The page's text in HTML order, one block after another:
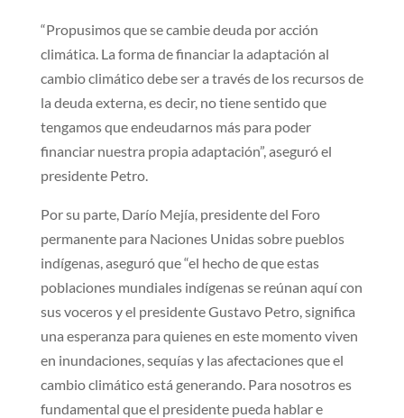
“Propusimos que se cambie deuda por acción
climática. La forma de financiar la adaptación al
cambio climático debe ser a través de los recursos de
la deuda externa, es decir, no tiene sentido que
tengamos que endeudarnos más para poder
financiar nuestra propia adaptación”, aseguró el
presidente Petro.
Por su parte, Darío Mejía, presidente del Foro
permanente para Naciones Unidas sobre pueblos
indígenas, aseguró que “el hecho de que estas
poblaciones mundiales indígenas se reúnan aquí con
sus voceros y el presidente Gustavo Petro, significa
una esperanza para quienes en este momento viven
en inundaciones, sequías y las afectaciones que el
cambio climático está generando. Para nosotros es
fundamental que el presidente pueda hablar e